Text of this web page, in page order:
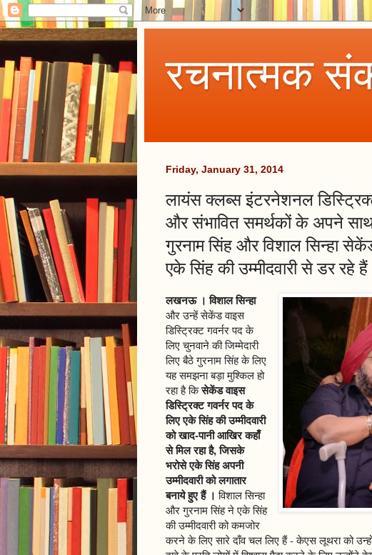
रचनात्मक
Friday, January 31, 2014
लायंस क्लब्स इंटरनेशनल
और संभावित समर्थकों के अपने
गुरनाम सिंह और विशाल सिन्हा
एके सिंह की उम्मीदवारी से डर रहे हैं
लखनऊ । विशाल सिन्हा
और उन्हें सेकेंड वाइस
डिस्ट्रिक्ट गवर्नर पद के
लिए चुनवाने की जिम्मेदारी
लिए बैठे गुरनाम सिंह के लिए
यह समझना बड़ा मुश्किल हो
रहा है किसेकेंड वाइस
डिस्ट्रिक्ट गवर्नर पद के
लिए एके सिंह की उम्मीदवारी
को खाद-पानी आखिर कहाँ
से मिल रहा है, जिसके
भरोसे एके सिंह अपनी
उम्मीदवारी को लगातार
बनाये हुए हैं । विशाल सिन्हा
और गुरनाम सिंह ने एके सिंह
की उम्मीदवारी को कमजोर
करने के लिए सारे दाँव चल लिए हैं - केएस लूथरा को